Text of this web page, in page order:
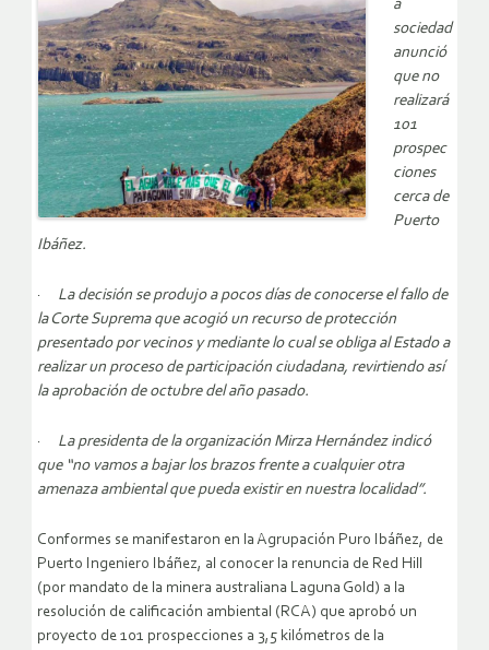
a
sociedad
anunció
que no
realizará
101
prospec
ciones
cerca de
Puerto
Ibáñez.
· La decisión se produjo a pocos días de conocerse el fallo de
la Corte Suprema que acogió un recurso de protección
presentado por vecinos y mediante lo cual se obliga al Estado a
realizar un proceso de participación ciudadana, revirtiendo así
la aprobación de octubre del año pasado.
· La presidenta de la organización Mirza Hernández indicó
que “no vamos a bajar los brazos frente a cualquier otra
amenaza ambiental que pueda existir en nuestra localidad”.
Conformes se manifestaron en la Agrupación Puro Ibáñez, de
Puerto Ingeniero Ibáñez, al conocer la renuncia de Red Hill
(por mandato de la minera australiana Laguna Gold) a la
resolución de calificación ambiental (RCA) que aprobó un
proyecto de 101 prospecciones a 3,5 kilómetros de la